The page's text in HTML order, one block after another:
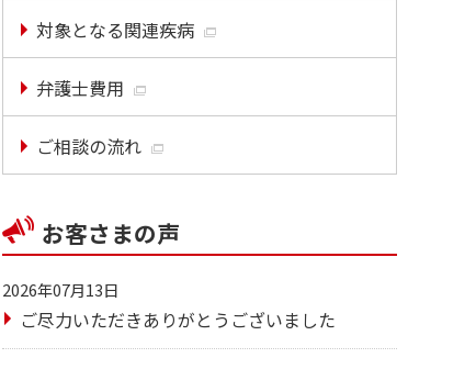
対象となる関連疾病
弁護士費用
ご相談の流れ
お客さまの声
2026年07月13日
ご尽力いただきありがとうございました